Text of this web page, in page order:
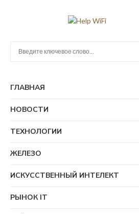
кГЛАВНАЯ
НОВОСТИ
ТЕХНОЛОГИИ
ЖЕЛЕЗО
ИСКУССТВЕННЫЙ ИНТЕЛЕКТ
РЫНОК IT